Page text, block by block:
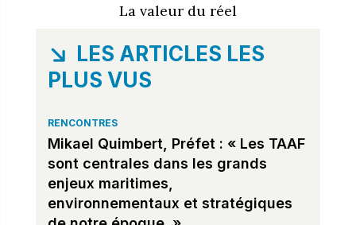
La valeur du réel
LES ARTICLES LES
PLUS VUS
RENCONTRES
Mikael Quimbert, Préfet : « Les TAAF
sont centrales dans les grands
enjeux maritimes,
environnementaux et stratégiques